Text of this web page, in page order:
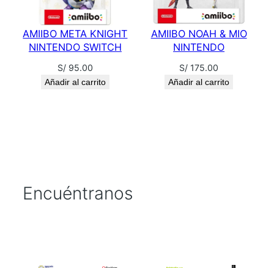
AMIIBO META KNIGHT
NINTENDO SWITCH
S/95.00
Añadir al carrito
AMIIBO NOAH & MIO
NINTENDO
S/ 175.00
Añadir al carrito
Encuéntranos